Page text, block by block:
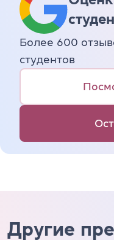
Более 600
студентов
Другие